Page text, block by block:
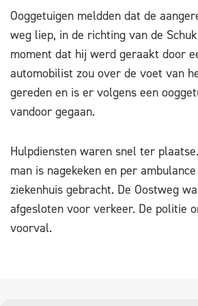
Ooggetuigen meldden dat de
weg liep, in de richting van de
moment dat hij werd geraakt door
automobilist zou over de voet van
gereden en is er volgens een
vandoor gegaan.
Hulpdiensten waren snel ter
man is nagekeken en per
ziekenhuis gebracht. De Oostweg
afgesloten voor verkeer. De politie
voorval.